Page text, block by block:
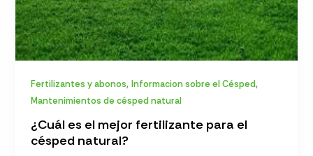
Fertilizantes y abonos,Informacion sobre el Césped,
Mantenimientos de césped natural
¿Cuál es el mejor fertilizante para el
césped natural?